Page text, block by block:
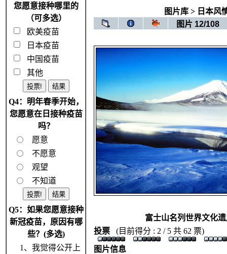
您愿意接种哪里的
（可多选）
欧美疫苗
日本疫苗
中国疫苗
其他
Q4：明年春季开始，
您愿意在日接种疫苗
吗？
愿意
不愿意
观望
不知道
Q5：如果您愿意接种
新冠疫苗，原因有哪
些？(多选)
1、我觉得公开上
图片库> 日本风
图片 12/108
富士山名列世界文化
投票
(目前得分 : 2 / 5 共 62 票)
图片信息